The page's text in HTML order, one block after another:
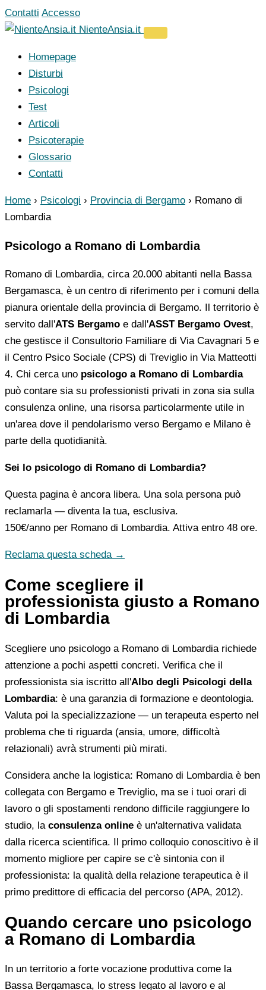
Vai
al
Contatti Accesso
NienteAnsia.it
Homepage
Disturbi
Psicologi
Test
Articoli
Psicoterapie
Glossario
Contatti
Home › Psicologi › Provincia di Bergamo › Romano di
Lombardia
Psicologo a Romano di Lombardia
Romano di Lombardia, circa 20.000 abitanti nella Bassa
Bergamasca, è un centro di riferimento per i comuni della
pianura orientale della provincia di Bergamo. Il territorio è
servito dall'ATS Bergamo e dall'ASST Bergamo Ovest,
che gestisce il Consultorio Familiare di Via Cavagnari 5 e
il Centro Psico Sociale (CPS) di Treviglio in Via Matteotti
4. Chi cerca uno psicologo a Romano di Lombardia
può contare sia su professionisti privati in zona sia sulla
consulenza online, una risorsa particolarmente utile in
un'area dove il pendolarismo verso Bergamo e Milano è
parte della quotidianità.
Sei lo psicologo di Romano di Lombardia?
Questa pagina è ancora libera. Una sola persona può
reclamarla — diventa la tua, esclusiva.
150€/anno per Romano di Lombardia. Attiva entro 48 ore.
Reclama questa scheda →
Come scegliere il
professionista giusto a Romano
di Lombardia
Scegliere uno psicologo a Romano di Lombardia richiede
attenzione a pochi aspetti concreti. Verifica che il
professionista sia iscritto all'Albo degli Psicologi della
Lombardia: è una garanzia di formazione e deontologia.
Valuta poi la specializzazione — un terapeuta esperto nel
problema che ti riguarda (ansia, umore, difficoltà
relazionali) avrà strumenti più mirati.
Considera anche la logistica: Romano di Lombardia è ben
collegata con Bergamo e Treviglio, ma se i tuoi orari di
lavoro o gli spostamenti rendono difficile raggiungere lo
studio, la consulenza online è un'alternativa validata
dalla ricerca scientifica. Il primo colloquio conoscitivo è il
momento migliore per capire se c'è sintonia con il
professionista: la qualità della relazione terapeutica è il
primo predittore di efficacia del percorso (APA, 2012).
Quando cercare uno psicologo
a Romano di Lombardia
In un territorio a forte vocazione produttiva come la
Bassa Bergamasca, lo stress legato al lavoro e al